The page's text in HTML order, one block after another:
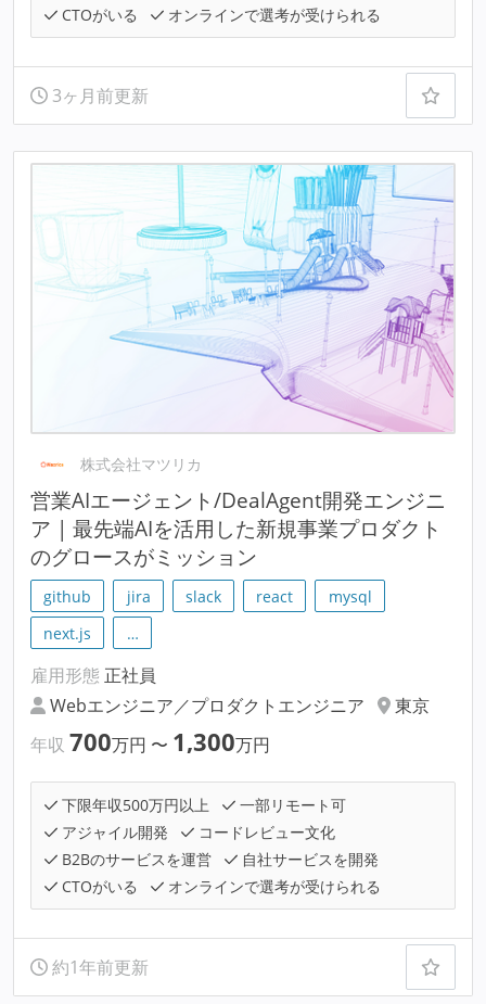
CTOがいる
オンラインで選考が受けられる
3ヶ月前更新
株式会社マツリカ
営業AIエージェント/DealAgent開発エンジニ
ア | 最先端AIを活用した新規事業プロダクト
のグロースがミッション
github jira slack react
mysql
next.js
…
雇用形態 正社員
Webエンジニア／プロダクトエンジニア
東京
年収 700万円 〜 1,300万円
下限年収500万円以上
一部リモート可
アジャイル開発
コードレビュー文化
B2Bのサービスを運営
自社サービスを開発
CTOがいる
オンラインで選考が受けられる
約1年前更新